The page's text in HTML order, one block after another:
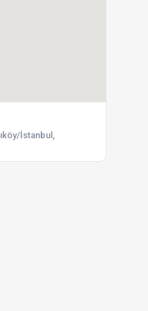
İstanbul,